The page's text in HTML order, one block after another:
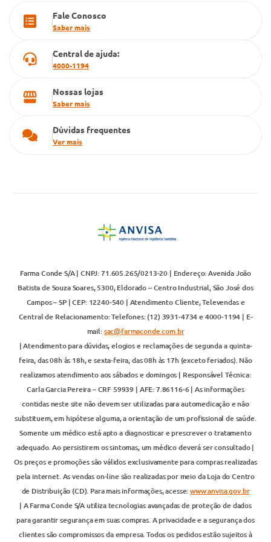
Cartão Grupo Conde
Fale Conosco
Saber mais
Central de ajuda:
4000-1194
Nossas lojas
Saber mais
Dúvidas frequentes
Ver mais
Farma Conde S/A | CNPJ: 71.605.265/0213-20 | Endereço: Avenida João
Batista de Souza Soares, 5300, Eldorado – Centro Industrial, São José dos
Campos – SP | CEP: 12240-540 | Atendimento Cliente, Televendas e
Central de Relacionamento: Telefones: (12) 3931-4734 e 4000-1194 | E-
mail:sac@farmaconde.com.br
| Atendimento para dúvidas, elogios e reclamações de segunda a quinta-
feira, das 08h às 18h, e sexta-feira, das 08h às 17h (exceto feriados). Não
realizamos atendimento aos sábados e domingos | Responsável Técnica:
Carla Garcia Pereira – CRF 59939 | AFE: 7.86116-6 | As informações
contidas neste site não devem ser utilizadas para automedicação e não
substituem, em hipótese alguma, a orientação de um profissional de saúde.
Somente um médico está apto a diagnosticar e prescrever o tratamento
adequado. Ao persistirem os sintomas, um médico deverá ser consultado |
Os preços e promoções são válidos exclusivamente para compras realizadas
pela internet. As vendas on-line são realizadas por meio da Loja do Centro
de Distribuição (CD). Para mais informações, acesse:www.anvisa.gov.br
| A Farma Conde S/A utiliza tecnologias avançadas de proteção de dados
para garantir segurança em suas compras. A privacidade e a segurança dos
clientes são compromissos da empresa. Todos os pedidos estão sujeitos à